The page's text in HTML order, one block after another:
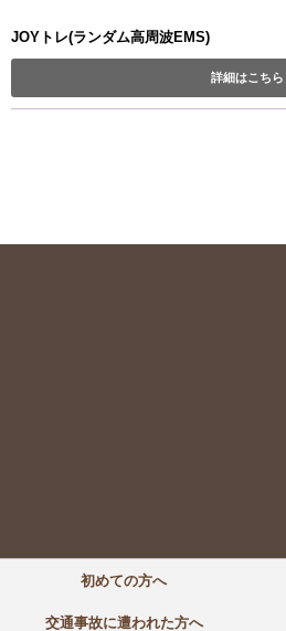
JOYトレ(ランダム高周波EMS)
詳細はこちら
初めての方へ
交通事故に遭われた方へ